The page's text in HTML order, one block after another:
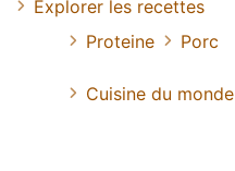
Explorer les recettes
Proteine
Porc
Cuisine du monde